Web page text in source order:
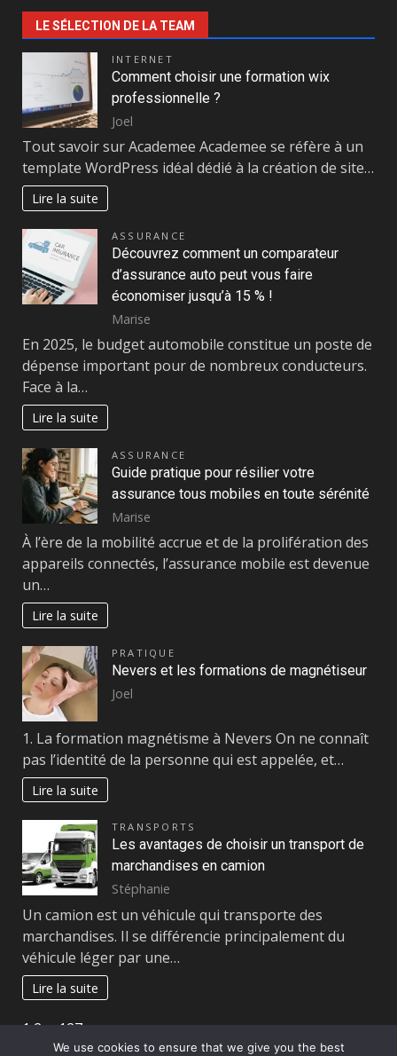
LE SÉLECTION DE LA TEAM
INTERNET
Comment choisir une formation wix
professionnelle ?
Joel
Tout savoir sur Academee Academee se réfère à un
template WordPress idéal dédié à la création de site…
Lire la suite
ASSURANCE
Découvrez comment un comparateur
d’assurance auto peut vous faire
économiser jusqu’à 15 % !
Marise
En 2025, le budget automobile constitue un poste de
dépense important pour de nombreux conducteurs.
Face à la…
Lire la suite
ASSURANCE
Guide pratique pour résilier votre
assurance tous mobiles en toute sérénité
Marise
À l’ère de la mobilité accrue et de la prolifération des
appareils connectés, l’assurance mobile est devenue
un…
Lire la suite
PRATIQUE
Nevers et les formations de magnétiseur
Joel
1. La formation magnétisme à Nevers On ne connaît
pas l’identité de la personne qui est appelée, et…
Lire la suite
TRANSPORTS
Les avantages de choisir un transport de
marchandises en camion
Stéphanie
Un camion est un véhicule qui transporte des
marchandises. Il se différencie principalement du
véhicule léger par une…
Lire la suite
Page:
12…127Next
»
We use cookies to ensure that we give you the best